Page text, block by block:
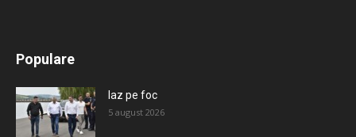
Populare
Iaz pe foc
5 august 2026